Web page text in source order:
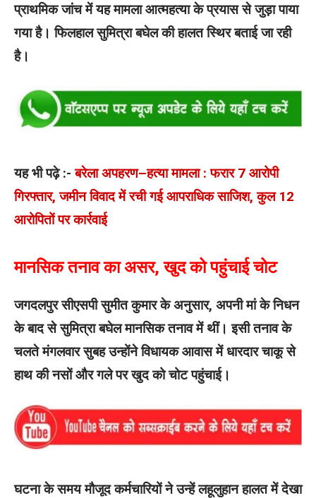
प्राथमिक जांच में यह मामला आत्महत्या के प्रयास से जुड़ा पाया
गया है। फिलहाल सुमित्रा बघेल की हालत स्थिर बताई जा रही
है।
यह भी पढ़े :-बरेला अपहरण–हत्या मामला : फरार 7 आरोपी
गिरफ्तार, जमीन विवाद में रची गई आपराधिक साजिश, कुल 12
आरोपितों पर कार्रवाई
मानसिक तनाव का असर, खुद को पहुंचाई चोट
जगदलपुर सीएसपी सुमीत कुमार के अनुसार, अपनी मां के निधन
के बाद से सुमित्रा बघेल मानसिक तनाव में थीं। इसी तनाव के
चलते मंगलवार सुबह उन्होंने विधायक आवास में धारदार चाकू से
हाथ की नसों और गले पर खुद को चोट पहुंचाई।
घटना के समय मौजूद कर्मचारियों ने उन्हें लहूलुहान हालत में देखा